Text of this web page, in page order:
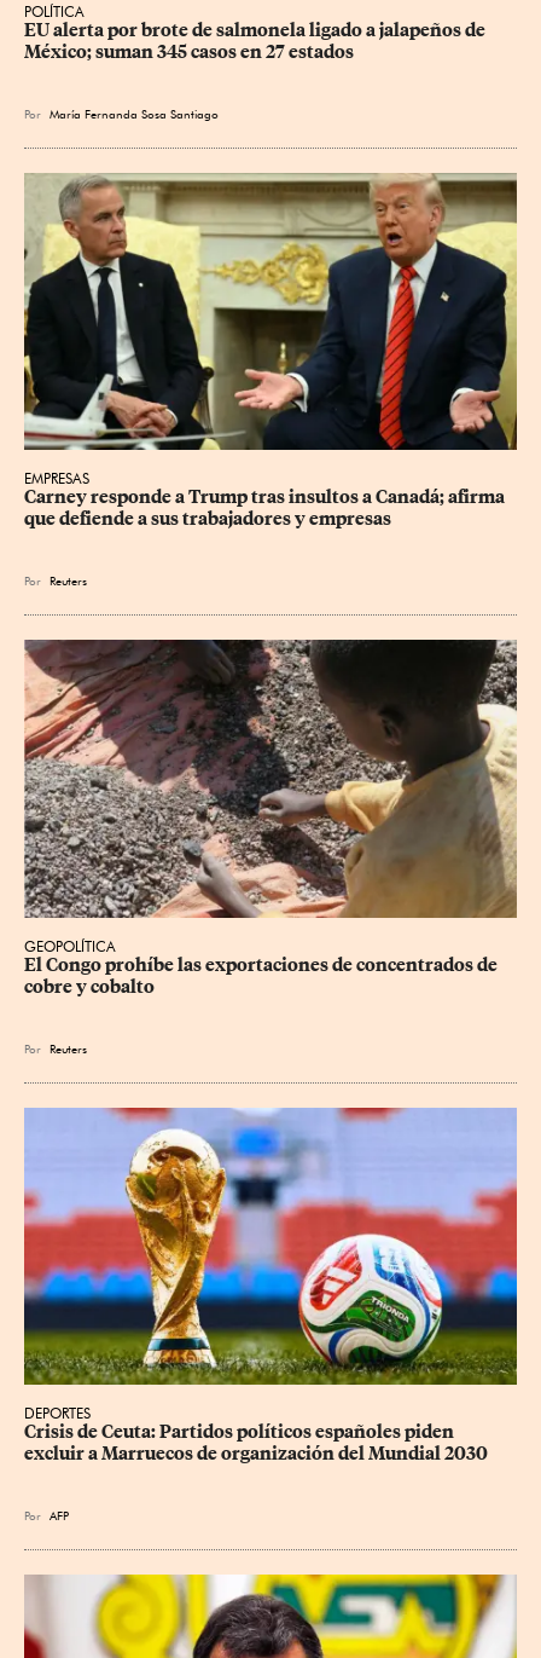
POLÍTICA
EU alerta por brote de salmonela ligado a jalapeños de
México; suman 345 casos en 27 estados
Por María Fernanda Sosa Santiago
EMPRESAS
Carney responde a Trump tras insultos a Canadá; afirma
que defiende a sus trabajadores y empresas
Por Reuters
GEOPOLÍTICA
El Congo prohíbe las exportaciones de concentrados de
cobre y cobalto
Por Reuters
DEPORTES
Crisis de Ceuta: Partidos políticos españoles piden
excluir a Marruecos de organización del Mundial 2030
Por AFP